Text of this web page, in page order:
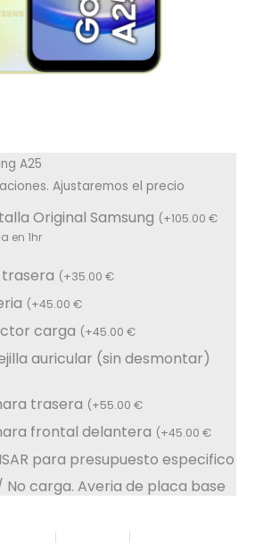
A25
Ajustaremos el precio
Original Samsung (+105.00€
en 1hr
(+35.00€
(+45.00€
carga (+45.00€
auricular (sin desmontar)
trasera (+55.00€
frontal delantera (+45.00€
para presupuesto especifico
No carga. Averia de placa base